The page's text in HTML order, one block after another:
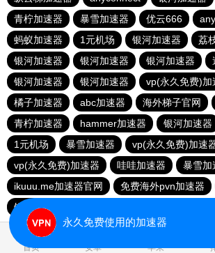
青柠加速器
暴雪加速器 优云666
蚂蚁加速器
1元机场 银河加速器
荔
银河加速器
银河加速器 银河加速器
银河加速器
银河加速器
vp(永久免费)加
橘子加速器
abc加速器 海外梯子官网
青柠加速器
hammer加速器 银河加速器
1元机场
暴雪加速器 vp(永久免费)加速
vp(永久免费)加速器
哇哇加速器
暴雪加
ikuuu.me加速器官网
免费海外pvn加速器
银河加速器
首页 安卓 苹果
永久免费使用的加速器